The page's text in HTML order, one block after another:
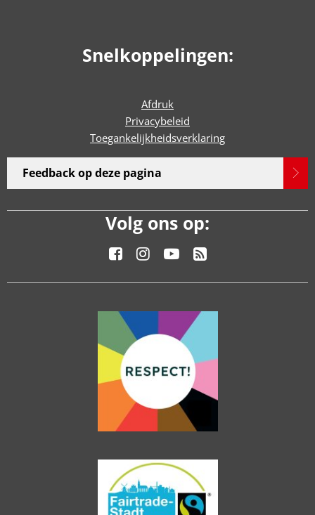
Snelkoppelingen:
Afdruk
Privacybeleid
Toegankelijkheidsverklaring
Feedback op deze pagina
Volg ons op: